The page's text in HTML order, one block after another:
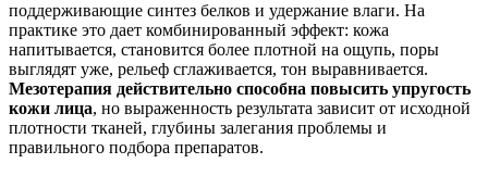
поддерживающие синтез белков и удержание влаги. На
практике это дает комбинированный эффект: кожа
напитывается, становится более плотной на ощупь, поры
выглядят уже, рельеф сглаживается, тон выравнивается.
Мезотерапия действительно способна повысить упругость
кожи лица, но выраженность результата зависит от исходной
плотности тканей, глубины залегания проблемы и
правильного подбора препаратов.